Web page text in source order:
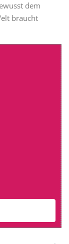
dem
braucht